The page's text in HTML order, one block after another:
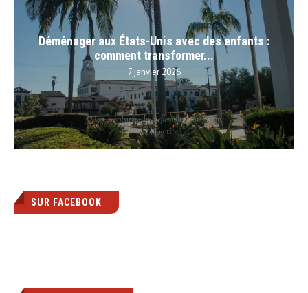
Déménager aux États-Unis avec des enfants :
comment transformer...
7 janvier 2026
SUR FACEBOOK